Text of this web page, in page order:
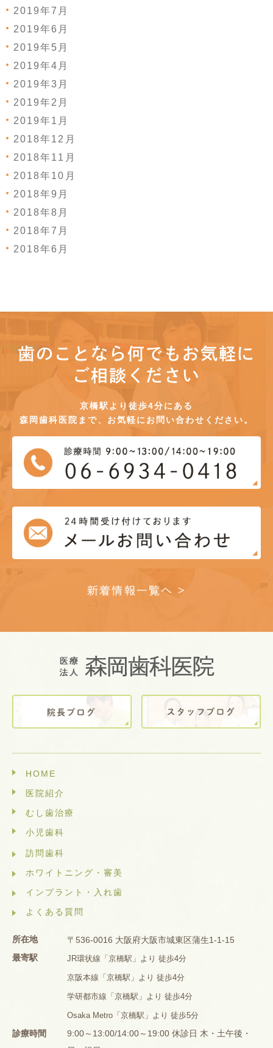
2019年7月
2019年6月
2019年5月
2019年4月
2019年3月
2019年2月
2019年1月
2018年12月
2018年11月
2018年10月
2018年9月
2018年8月
2018年7月
2018年6月
歯のことなら何でもお気軽に
ご相談ください
京橋駅より徒歩4分にある
森岡歯科医院まで、お気軽にお問い合わせください。
新着情報一覧へ >
HOME
医院紹介
むし歯治療
小児歯科
訪問歯科
ホワイトニング・審美
インプラント・入れ歯
よくある質問
所在地
〒536-0016 大阪府大阪市城東区蒲生1-1-15
最寄駅
JR環状線「京橋駅」より 徒歩4分
京阪本線「京橋駅」より 徒歩4分
学研都市線「京橋駅」より 徒歩4分
Osaka Metro「京橋駅」より 徒歩5分
診療時間
9:00～13:00/14:00～19:00 休診日 木・土午後・